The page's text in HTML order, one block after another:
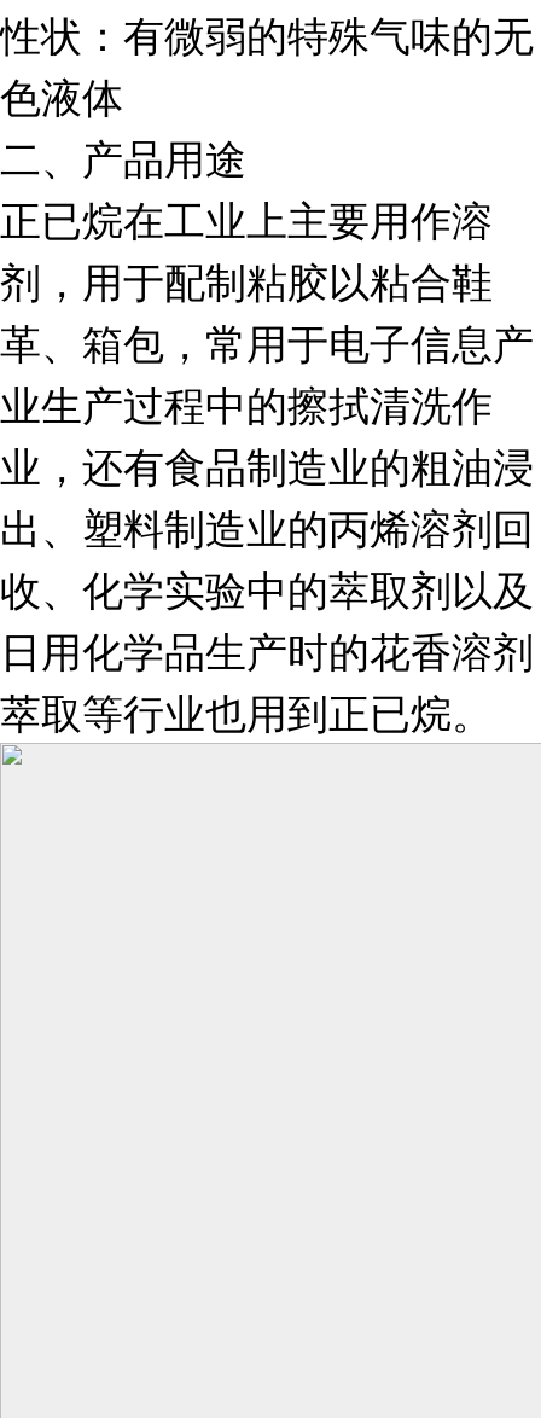
性状：有微弱的特殊气味的无
色液体
二、产品用途
正已烷在工业上主要用作溶
剂，用于配制粘胶以粘合鞋
革、箱包，常用于电子信息产
业生产过程中的擦拭清洗作
业，还有食品制造业的粗油浸
出、塑料制造业的丙烯溶剂回
收、化学实验中的萃取剂以及
日用化学品生产时的花香溶剂
萃取等行业也用到正已烷。